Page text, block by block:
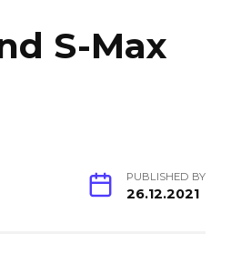
S-Max
PUBLISHED BY
26.12.2021